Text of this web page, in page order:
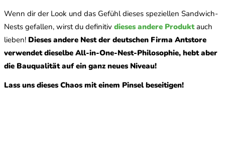
Wenn dir der Look und das Gefühl dieses speziellen Sandwich-
Nests gefallen, wirst du definitiv dieses andere Produktauch
lieben! Dieses andere Nest der deutschen Firma Antstore
verwendet dieselbe All-in-One-Nest-Philosophie, hebt aber
die Bauqualität auf ein ganz neues Niveau!
Lass uns dieses Chaos mit einem Pinsel beseitigen!